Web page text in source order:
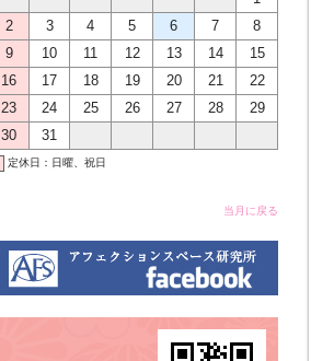
2
3 4 5 6 7
8
9
10 11 12 13 14
15
16
17 18 19 20 21
22
23
24 25 26 27 28
29
30
31
定休日：日曜、祝日
当月に戻る